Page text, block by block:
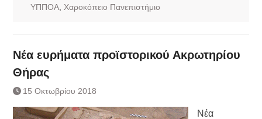
ΥΠΠΟΑ, Χαροκόπειο Πανεπιστήμιο
Νέα ευρήματα προϊστορικού Ακρωτηρίου
Θήρας
15 Οκτωβρίου 2018
Νέα